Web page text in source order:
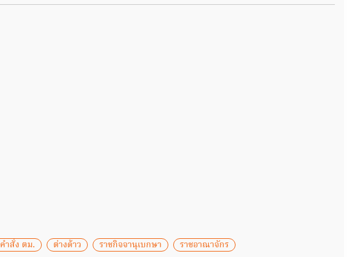
คำสั่ง ตม. ต่างด้าว ราชกิจจานุเบกษา ราชอาณาจักร